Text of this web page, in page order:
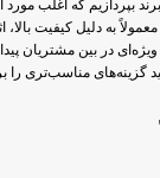
بپردازیم که اغلب
به دلیل کیفیت
در بین مشتریان
گزینه‌های مناسب‌تری را